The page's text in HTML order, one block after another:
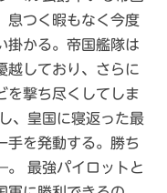
息つく暇もなく今度
掛かる。帝国艦隊は
越しており、さらに
を撃ち尽くしてしま
、皇国に寝返った最
手を発動する。勝ち
最強パイロットと